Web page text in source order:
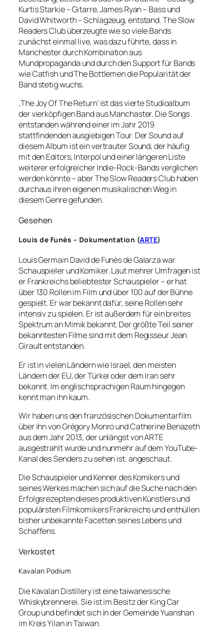
Kurtis Starkie – Gitarre, James Ryan – Bass und
David Whitworth – Schlagzeug, entstand. The Slow
Readers Club überzeugte wie so viele Bands
zunächst einmal live, was dazu führte, dass in
Manchester durch Kombination aus
Mundpropaganda und durch den Support für Bands
wie Catfish und The Bottlemen die Popularität der
Band stetig wuchs.
‚The Joy Of The Return‘ ist das vierte Studioalbum
der vierköpfigen Band aus Manchaster. Die Songs
entstanden während einer im Jahr 2019
stattfindenden ausgiebigen Tour. Der Sound auf
diesem Album ist ein vertrauter Sound, der häufig
mit den Editors, Interpol und einer längeren Liste
weiterer erfolgreicher Indie-Rock-Bands verglichen
werden könnte – aber The Slow Readers Club haben
durchaus ihren eigenen musikalischen Weg in
diesem Genre gefunden.
Gesehen
Louis de Funès – Dokumentation (ARTE)
Louis Germain David de Funès de Galarza war
Schauspieler und Komiker. Laut mehrer Umfragen ist
er Frankreichs beliebtester Schauspieler – er hat
über 130 Rollen im Film und über 100 auf der Bühne
gespielt. Er war bekannt dafür, seine Rollen sehr
intensiv zu spielen. Er ist außerdem für ein breites
Spektrum an Mimik bekannt. Der größte Teil seiner
bekanntesten Filme sind mit dem Regisseur Jean
Girault entstanden.
Er ist in vielen Ländern wie Israel, den meisten
Ländern der EU, der Türkei oder dem Iran sehr
bekannt. Im englischsprachigen Raum hingegen
kennt man ihn kaum.
Wir haben uns den französischen Dokumentarfilm
über ihn von Grégory Monro und Catherine Benazeth
aus dem Jahr 2013, der unlängst von ARTE
ausgestrahlt wurde und nunmehr auf dem YouTube-
Kanal des Senders zu sehen ist. angeschaut.
Die Schauspieler und Kenner des Komikers und
seines Werkes machen sich auf die Suche nach den
Erfolgsrezepten dieses produktiven Künstlers und
populärsten Filmkomikers Frankreichs und enthüllen
bisher unbekannte Facetten seines Lebens und
Schaffens.
Verkostet
Kavalan Podium
Die Kavalan Distillery ist eine taiwanesische
Whiskybrennerei. Sie ist im Besitz der King Car
Group und befindet sich in der Gemeinde Yuanshan
im Kreis Yilan in Taiwan.